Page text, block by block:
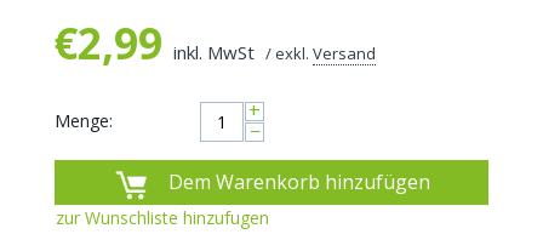
€2,99 inkl. MwSt / exkl. Versand
Menge: +
−
Dem Warenkorb hinzufügen
zur Wunschliste hinzufugen